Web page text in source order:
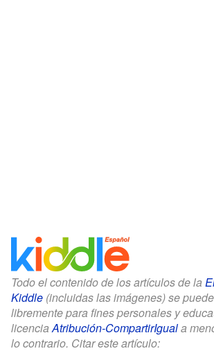
Todo el contenido de los artículos de la
Kiddle (incluidas las imágenes) se
libremente para fines personales y
licenciaAtribución-CompartirIguala
lo contrario. Citar este artículo: